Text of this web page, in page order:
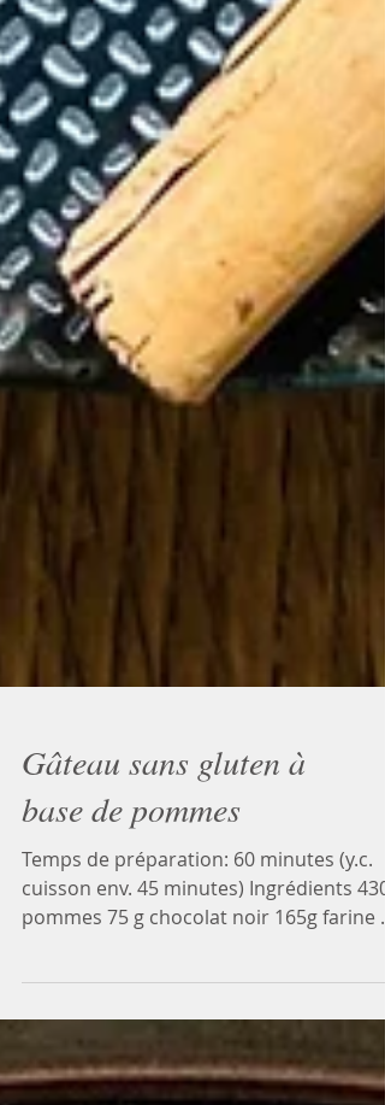
Gâteau sans gluten à
base de pommes
Temps de préparation: 60 minutes (y.c.
bicarbonate de soude 1/4 càc sel 1 càc
rase cannelle en poudre 30g huile d'olive
(ou huile de coco) Préparation